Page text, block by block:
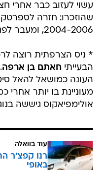
עשוי לעזוב כבר אחרי
שהוזכרו: חזרה
2004-2006, ומעבר לפנרבחצ'ה.
* ניס הצרפתית רוצה
הבעייתיחאתם בן ארפה
העונה כמושאל להאל
מעוניינת בו יותר אחרי
אולימפיאקוס גיששה
עוד בוואלה
רנו קפצ'ר
באופי